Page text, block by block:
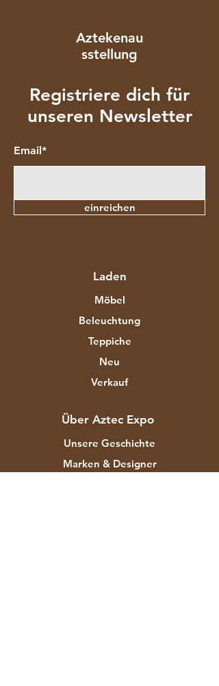
Aztekenau
sstellung
Registriere dich für
unseren Newsletter
Email*
einreichen
Laden
Möbel
Beleuchtung
Teppiche
Neu
Verkauf
Über Aztec Expo
Unsere Geschichte
Marken & Designer